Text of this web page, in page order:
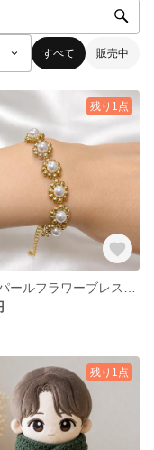
すべて 販売中
残り1点
残り1点